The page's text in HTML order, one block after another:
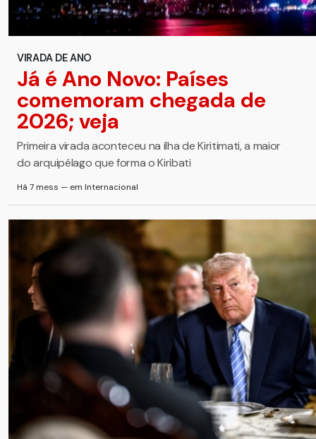
VIRADA DE ANO
Já é Ano Novo: Países
comemoram chegada de
2026; veja
Primeira virada aconteceu na ilha de Kiritimati, a maior
do arquipélago que forma o Kiribati
Há 7 mess — em Internacional